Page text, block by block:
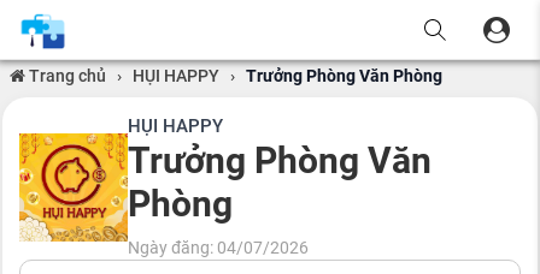
Trang chủ › HỤI HAPPY › Trưởng Phòng Văn Phòng
HỤI HAPPY
Trưởng Phòng Văn
Phòng
Ngày đăng: 04/07/2026